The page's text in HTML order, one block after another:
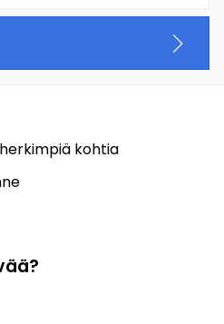
kohtia